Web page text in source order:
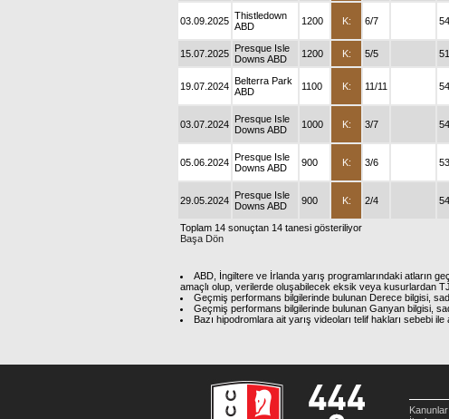
03.09.2025 Thistledown
ABD
1200 K: 6/7 54
15.07.2025 Presque Isle
Downs ABD
1200 K: 5/5
19.07.2024 Belterra Park
ABD
1100 K: 11/11 54
03.07.2024 Presque Isle
Downs ABD
1000 K: 3/7
05.06.2024 Presque Isle
Downs ABD
900 K: 3/6 53
29.05.2024 Presque Isle
Downs ABD
900 K: 2/4
Toplam 14 sonuçtan 14 tanesi gösteriliyor
Başa Dön
ABD, İngiltere ve İrlanda yarış programlarındaki atların
amaçlı olup, verilerde oluşabilecek eksik veya kusurlardan
Geçmiş performans bilgilerinde bulunan Derece bilgisi,
Geçmiş performans bilgilerinde bulunan Ganyan bilgisi,
Bazı hipodromlara ait yarış videoları telif hakları sebebi